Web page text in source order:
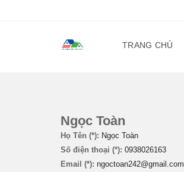
TRANG CHỦ
Ngọc Toàn
Họ Tên (*): Ngọc Toàn
Số điện thoại (*): 0938026163
Email (*): ngoctoan242@gmail.com